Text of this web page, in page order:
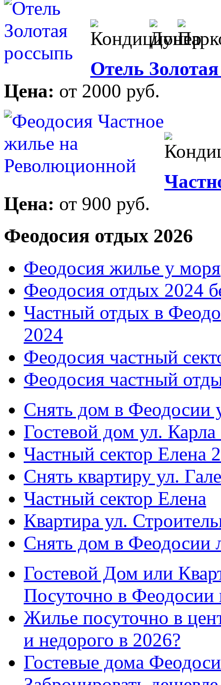
Отель
Цена: от 2000 руб.
Цена: от 900 руб.
Феодосия отдых 2026
Феодосия жилье у моря
Феодосия отдых 2024
Частный отдых в
2024
Феодосия частный
Феодосия частный
Снять дом в Феодосии
Гостевой дом ул.
Частный сектор Елена 2
Снять квартиру ул.
Частный сектор Елена
Квартира ул.
Снять дом в Феодосии
Гостевой Дом или
Посуточно в Феодосии
Жилье посуточно в
и недорого в 2026?
Гостевые дома